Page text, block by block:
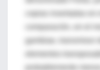
copias insertadas en
comparación, en el
gambiae, transmisor